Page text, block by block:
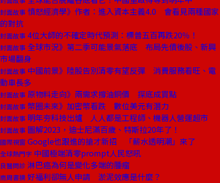
封面故事 憤怒經濟學》作者：進入資本主義4.0 會看見兩種國家
的對抗
封面故事 4位大師的不確定時代預測：標普五百再跌20％！
封面故事 全球市況》第二季可能景氣落底 布局先債後股、新興
市場翻身
封面故事 中國前景》陸股告別清零有望反彈 消費服務看旺、電
動車長多
封面故事 原物料走向》兩需求撐油銅價 探底成買點
封面故事 幣圈未來》加密幣看跌 數位美元有潛力
封面故事 明年夯科技出爐 人人都是工程師、機器人營運超市
封面故事 圖解2023，迪士尼滿百歲、特斯拉20年了！
國際視窗 Google也跟進的搶才新招 「薪水透明潮」來了
全球熱門字 中國極端清零prompt人民怒吼
良醫問診 淋巴癌為何是變化多端的腫瘤
商周書摘 好福利卻無人申請 淤泥效應是什麼？